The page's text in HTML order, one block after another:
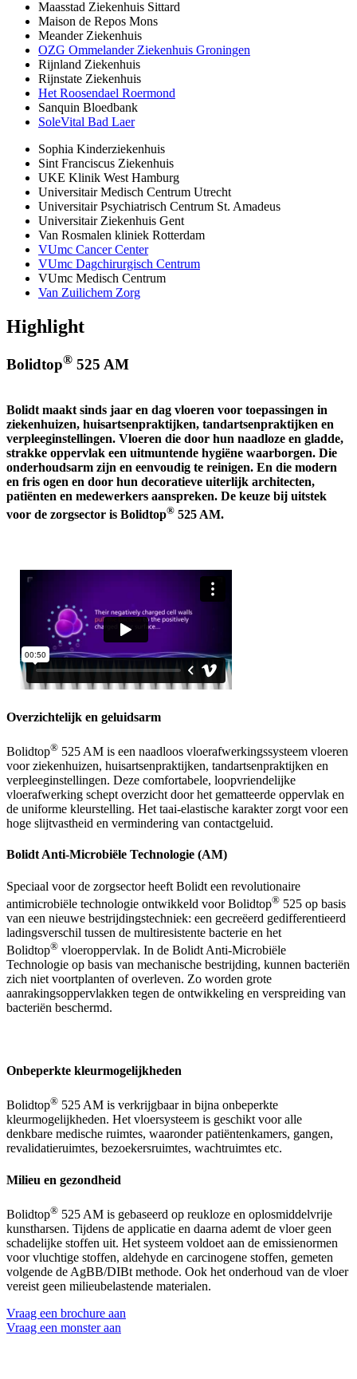
Maasstad Ziekenhuis Sittard
Maison de Repos Mons
Meander Ziekenhuis
OZG Ommelander Ziekenhuis Groningen
Rijnland Ziekenhuis
Rijnstate Ziekenhuis
Het Roosendael Roermond
Sanquin Bloedbank
SoleVital Bad Laer
Sophia Kinderziekenhuis
Sint Franciscus Ziekenhuis
UKE Klinik West Hamburg
Universitair Medisch Centrum Utrecht
Universitair Psychiatrisch Centrum St. Amadeus
Universitair Ziekenhuis Gent
Van Rosmalen kliniek Rotterdam
VUmc Cancer Center
VUmc Dagchirurgisch Centrum
VUmc Medisch Centrum
Van Zuilichem Zorg
Highlight
Bolidtop® 525 AM
Bolidt maakt sinds jaar en dag vloeren voor toepassingen in
ziekenhuizen, huisartsenpraktijken, tandartsenpraktijken en
verpleeginstellingen. Vloeren die door hun naadloze en gladde,
strakke oppervlak een uitmuntende hygiëne waarborgen. Die
onderhoudsarm zijn en eenvoudig te reinigen. En die modern
en fris ogen en door hun decoratieve uiterlijk architecten,
patiënten en medewerkers aanspreken. De keuze bij uitstek
voor de zorgsector is Bolidtop® 525 AM.
Overzichtelijk en geluidsarm
Bolidtop® 525 AM is een naadloos vloerafwerkingssysteem vloeren
voor ziekenhuizen, huisartsenpraktijken, tandartsenpraktijken en
verpleeginstellingen. Deze comfortabele, loopvriendelijke
vloerafwerking schept overzicht door het gematteerde oppervlak en
de uniforme kleurstelling. Het taai-elastische karakter zorgt voor een
hoge slijtvastheid en vermindering van contactgeluid.
Bolidt Anti-Microbiële Technologie (AM)
Speciaal voor de zorgsector heeft Bolidt een revolutionaire
antimicrobiële technologie ontwikkeld voor Bolidtop® 525 op basis
van een nieuwe bestrijdingstechniek: een gecreëerd gedifferentieerd
ladingsverschil tussen de multiresistente bacterie en het
Bolidtop® vloeroppervlak. In de Bolidt Anti-Microbiële
Technologie op basis van mechanische bestrijding, kunnen bacteriën
zich niet voortplanten of overleven. Zo worden grote
aanrakingsoppervlakken tegen de ontwikkeling en verspreiding van
bacteriën beschermd.
Onbeperkte kleurmogelijkheden
Bolidtop® 525 AM is verkrijgbaar in bijna onbeperkte
kleurmogelijkheden. Het vloersysteem is geschikt voor alle
denkbare medische ruimtes, waaronder patiëntenkamers, gangen,
revalidatieruimtes, bezoekersruimtes, wachtruimtes etc.
Milieu en gezondheid
Bolidtop® 525 AM is gebaseerd op reukloze en oplosmiddelvrije
kunstharsen. Tijdens de applicatie en daarna ademt de vloer geen
schadelijke stoffen uit. Het systeem voldoet aan de emissienormen
voor vluchtige stoffen, aldehyde en carcinogene stoffen, gemeten
volgende de AgBB/DIBt methode. Ook het onderhoud van de vloer
vereist geen milieubelastende materialen.
Vraag een brochure aan
Vraag een monster aan